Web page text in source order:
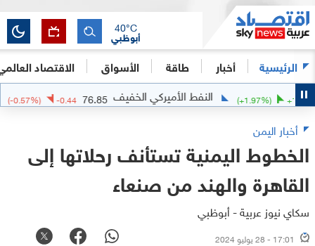
الرئيسية أخبار طاقة الأسواق الاقتصاد
أبوظبي
40°C
(+1.97 %) النفط الأميركي الخفيف 76.85
-0.44
(-0.57%)
أخبار اليمن
الخطوط اليمنية تستأنف رحلاتها إلى
القاهرة والهند من صنعاء
سكاي نيوز عربية - أبوظبي
17:01 - 28 يوليو 2024